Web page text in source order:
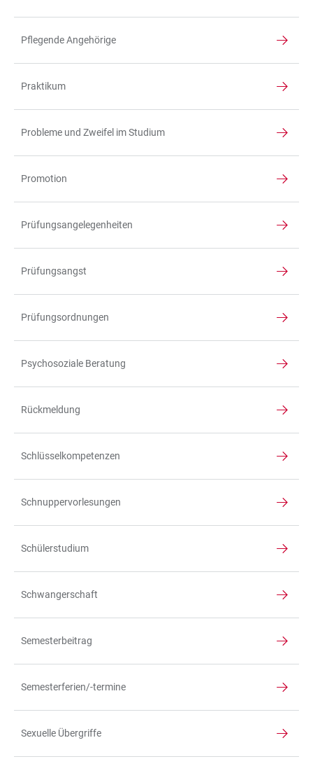
Pflegende Angehörige
Praktikum
Probleme und Zweifel im Studium
Promotion
Prüfungsangelegenheiten
Prüfungsangst
Prüfungsordnungen
Psychosoziale Beratung
Rückmeldung
Schlüsselkompetenzen
Schnuppervorlesungen
Schülerstudium
Schwangerschaft
Semesterbeitrag
Semesterferien/-termine
Sexuelle Übergriffe